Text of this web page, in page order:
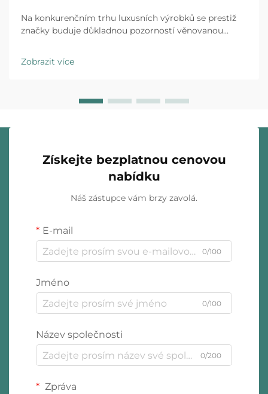
Na konkurenčním trhu luxusních výrobků se prestiž
značky buduje důkladnou pozorností věnovanou
šperků představuje první fyzickou interakci mezi vaší
značkou a zákazníkem. Zážitek z rozbalení…
Zobrazit více
Získejte bezplatnou cenovou
nabídku
Náš zástupce vám brzy zavolá.
E-mail
0/100
Jméno
0/100
Název společnosti
0/200
Zpráva